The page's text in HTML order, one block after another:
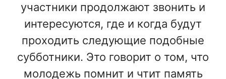
участники продолжают звонить и
интересуются, где и когда будут
проходить следующие подобные
субботники. Это говорит о том, что
молодежь помнит и чтит память